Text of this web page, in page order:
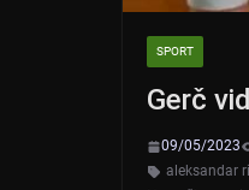
SPORT
Gerč
09/05/2023
aleksandar